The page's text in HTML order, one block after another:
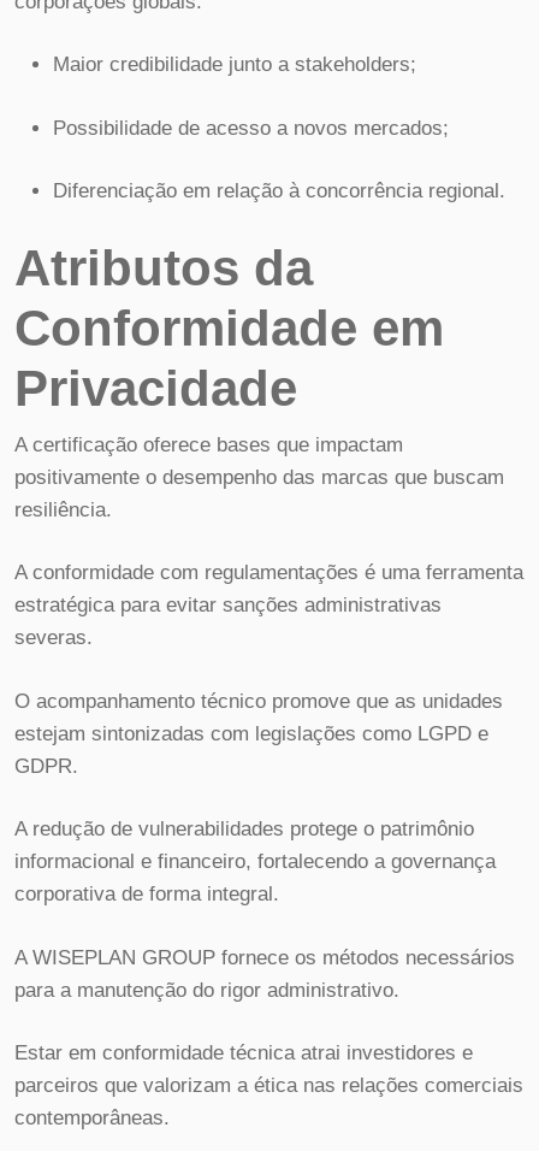
Maior credibilidade junto a stakeholders;
Possibilidade de acesso a novos mercados;
Diferenciação em relação à concorrência regional.
Atributos da
Conformidade em
Privacidade
A certificação oferece bases que impactam
positivamente o desempenho das marcas que buscam
resiliência.
A conformidade com regulamentações é uma ferramenta
estratégica para evitar sanções administrativas
severas.
O acompanhamento técnico promove que as unidades
estejam sintonizadas com legislações como LGPD e
GDPR.
A redução de vulnerabilidades protege o patrimônio
informacional e financeiro, fortalecendo a governança
corporativa de forma integral.
A WISEPLAN GROUP fornece os métodos necessários
para a manutenção do rigor administrativo.
Estar em conformidade técnica atrai investidores e
parceiros que valorizam a ética nas relações comerciais
contemporâneas.